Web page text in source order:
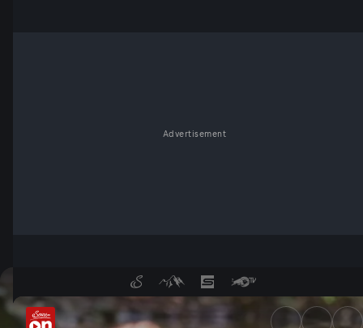
Advertisement
Unserem Wasser auf den